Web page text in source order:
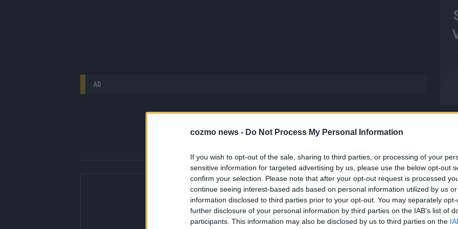
cozmo news - Do Not Process My Personal Information
If you wish to opt-out of the sale, sharing to third parties, or processing of your
sensitive information for targeted advertising by us, please use the below opt-out
confirm your selection. Please note that after your opt-out request is processed
continue seeing interest-based ads based on personal information utilized by us
information disclosed to third parties prior to your opt-out. You may separately
further disclosure of your personal information by third parties on the IAB’s list of
participants. This information may also be disclosed by us to third parties on the
AD
Über Redaktion | FLASH 1648 Artikel
Hier gibt’s die freshesten Streams, die spannendsten Videos und alles, was du
gerade unbedingt sehen musst. Ob News, Unterhaltung oder Specials – wir
bringen dir die Inhalte direkt auf den Screen, live oder on-demand. Unsere